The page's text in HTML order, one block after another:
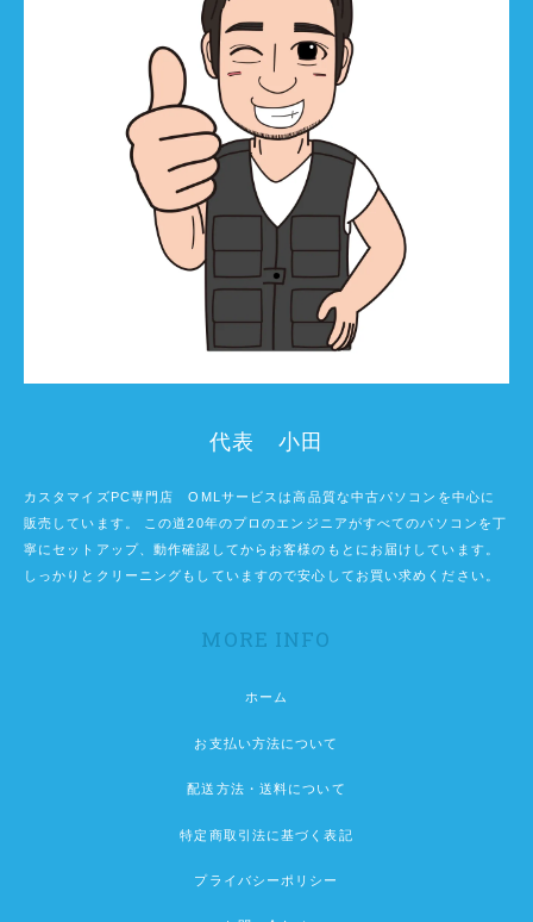
代表 小田
カスタマイズPC専門店 OMLサービスは高品質な中古パソコンを中心に
販売しています。 この道20年のプロのエンジニアがすべてのパソコンを丁
寧にセットアップ、動作確認してからお客様のもとにお届けしています。
しっかりとクリーニングもしていますので安心してお買い求めください。
MORE INFO
ホーム
お支払い方法について
配送方法・送料について
特定商取引法に基づく表記
プライバシーポリシー